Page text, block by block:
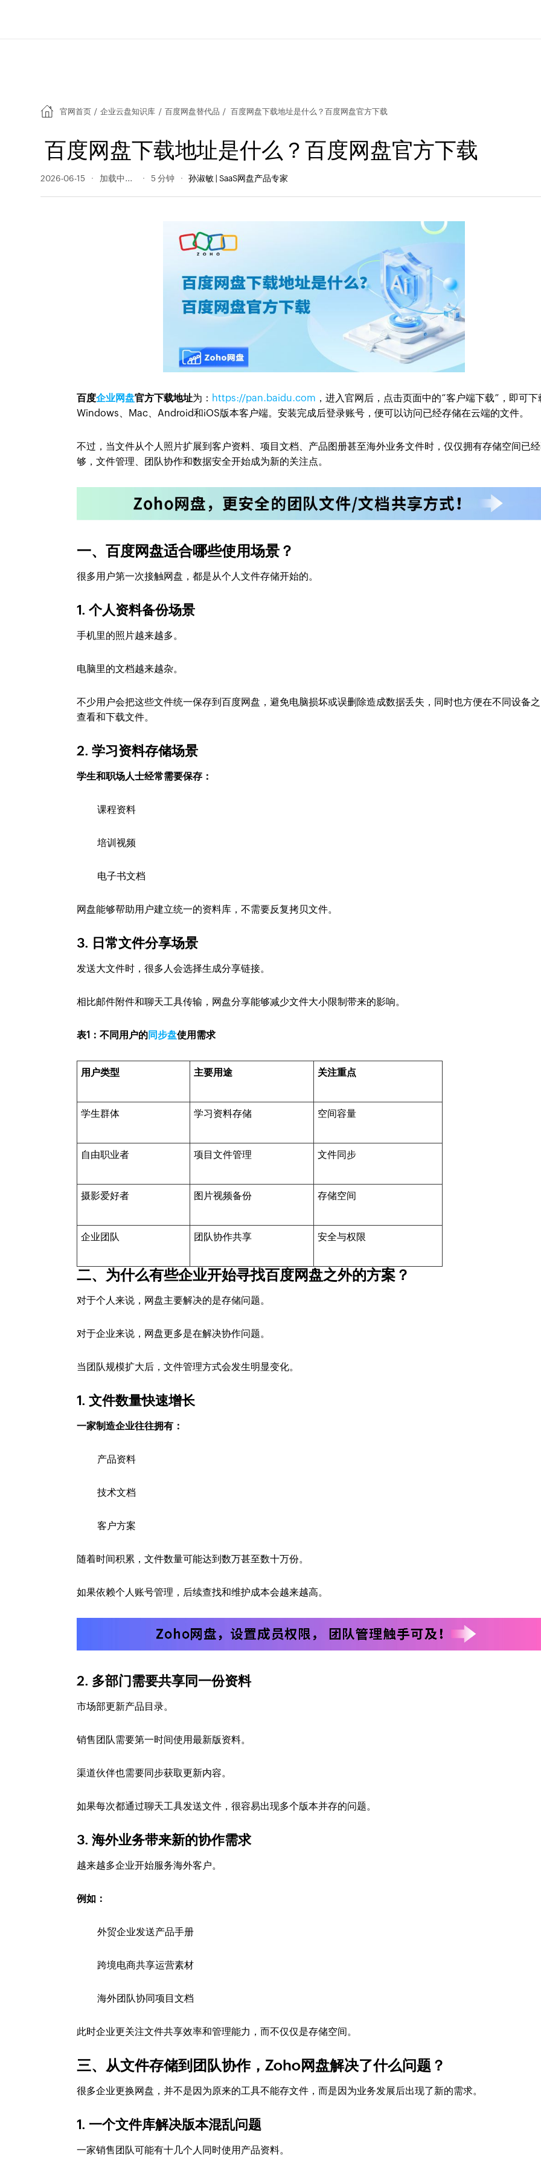
官网首页 / 企业云盘知识库 / 百度网盘替代品 / 百度网盘下载地址是什么？百度网盘官方下载
百度网盘下载地址是什么？百度网盘官方下载
2026-06-15 42 阅读量 5 分钟 孙淑敏 | SaaS网盘产品专家
百度企业网盘官方下载地址为： https://pan.baidu.com ，进入官网后，点击页面中的“客户端下载”，即可下
Windows、Mac、Android和iOS版本客户端。安装完成后登录账号，便可以访问已经存储在云端的文件。
不过，当文件从个人照片扩展到客户资料、项目文档、产品图册甚至海外业务文件时，仅仅拥有存储空间已
够，文件管理、团队协作和数据安全开始成为新的关注点。
一、百度网盘适合哪些使用场景？
很多用户第一次接触网盘，都是从个人文件存储开始的。
1. 个人资料备份场景
手机里的照片越来越多。
电脑里的文档越来越杂。
不少用户会把这些文件统一保存到百度网盘，避免电脑损坏或误删除造成数据丢失，同时也方便在不同设备
查看和下载文件。
2. 学习资料存储场景
学生和职场人士经常需要保存：
课程资料
培训视频
电子书文档
网盘能够帮助用户建立统一的资料库，不需要反复拷贝文件。
3. 日常文件分享场景
发送大文件时，很多人会选择生成分享链接。
相比邮件附件和聊天工具传输，网盘分享能够减少文件大小限制带来的影响。
表1：不同用户的同步盘使用需求
用户类型 主要用途 关注重点
学生群体 学习资料存储 空间容量
自由职业者 项目文件管理 文件同步
摄影爱好者 图片视频备份 存储空间
企业团队 团队协作共享 安全与权限
二、为什么有些企业开始寻找百度网盘之外的方案？
对于个人来说，网盘主要解决的是存储问题。
对于企业来说，网盘更多是在解决协作问题。
当团队规模扩大后，文件管理方式会发生明显变化。
1. 文件数量快速增长
一家制造企业往往拥有：
产品资料
技术文档
客户方案
随着时间积累，文件数量可能达到数万甚至数十万份。
如果依赖个人账号管理，后续查找和维护成本会越来越高。
2. 多部门需要共享同一份资料
市场部更新产品目录。
销售团队需要第一时间使用最新版资料。
渠道伙伴也需要同步获取更新内容。
如果每次都通过聊天工具发送文件，很容易出现多个版本并存的问题。
3. 海外业务带来新的协作需求
越来越多企业开始服务海外客户。
例如：
外贸企业发送产品手册
跨境电商共享运营素材
海外团队协同项目文档
此时企业更关注文件共享效率和管理能力，而不仅仅是存储空间。
三、从文件存储到团队协作，Zoho网盘解决了什么问题？
很多企业更换网盘，并不是因为原来的工具不能存文件，而是因为业务发展后出现了新的需求。
1. 一个文件库解决版本混乱问题
一家销售团队可能有十几个人同时使用产品资料。